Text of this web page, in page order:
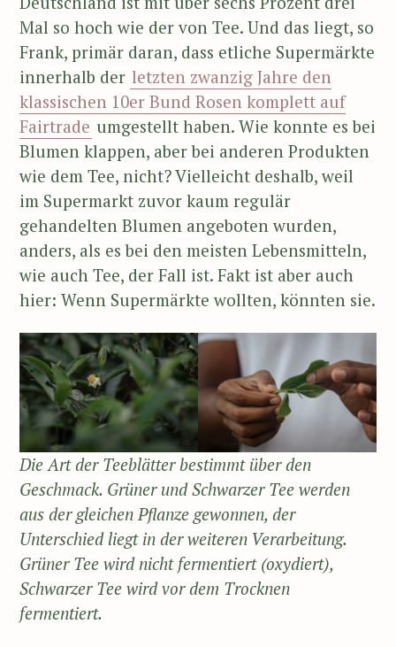
Mal so hoch wie der von Tee. Und das liegt, so
Frank, primär daran, dass etliche Supermärkte
innerhalb der letzten zwanzig Jahre den
klassischen 10er Bund Rosen komplett auf
Fairtrade umgestellt haben. Wie konnte es bei
Blumen klappen, aber bei anderen Produkten
wie dem Tee, nicht? Vielleicht deshalb, weil
im Supermarkt zuvor kaum regulär
gehandelten Blumen angeboten wurden,
anders, als es bei den meisten Lebensmitteln,
wie auch Tee, der Fall ist. Fakt ist aber auch
hier: Wenn Supermärkte wollten, könnten sie.
Die Art der Teeblätter bestimmt über den
Geschmack. Grüner und Schwarzer Tee werden
aus der gleichen Pflanze gewonnen, der
Unterschied liegt in der weiteren Verarbeitung.
Grüner Tee wird nicht fermentiert (oxydiert),
Schwarzer Tee wird vor dem Trocknen
fermentiert.